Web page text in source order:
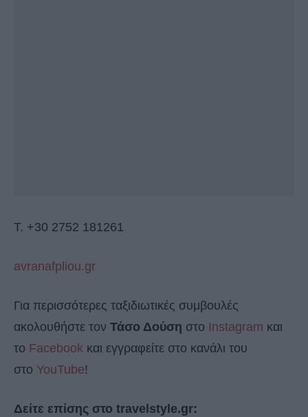
Τ. +30 2752 181261
avranafpliou.gr
Για περισσότερες ταξιδιωτικές συμβουλές
ακολουθήστε τον Τάσο Δούση στο Instagram και
το Facebook και εγγραφείτε στο κανάλι του
στο YouTube!
Δείτε επίσης στο travelstyle.gr: